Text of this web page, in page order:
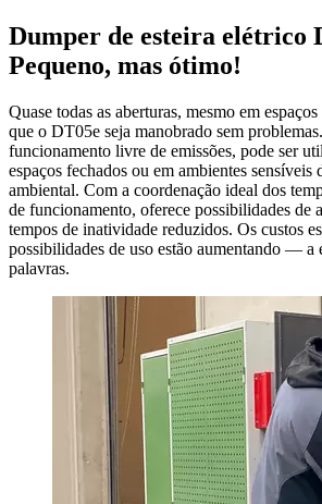
Dumper de esteira elétrico
Pequeno, mas ótimo!
Quase todas as aberturas, mesmo em
que o DT05e seja manobrado sem
funcionamento livre de emissões, pode ser
espaços fechados ou em ambientes sensíveis
ambiental. Com a coordenação ideal dos
de funcionamento, oferece possibilidades de
tempos de inatividade reduzidos. Os custos
possibilidades de uso estão aumentando — a
palavras.